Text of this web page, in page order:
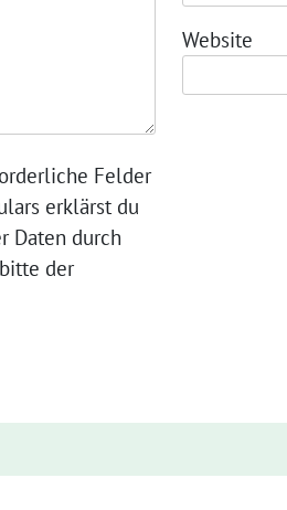
Felder
erklärst du
Daten durch
der
Website